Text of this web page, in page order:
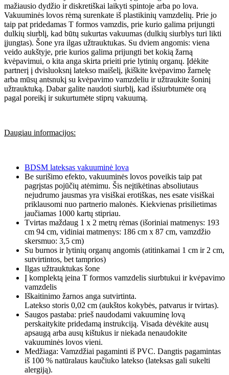
mažiausio dydžio ir diskretiškai laikyti spintoje arba po lova.
Vakuuminės lovos rėmą surenkate iš plastikinių vamzdelių. Prie jo
taip pat pridedamas T formos vamzdis, prie kurio galima prijungti
dulkių siurblį, kad būtų sukurtas vakuumas (dulkių siurblys turi likti
įjungtas). Šone yra ilgas užtrauktukas. Su dviem angomis: viena
veido aukštyje, prie kurios galima prijungti bet kokią žarną
kvėpavimui, o kita anga skirta prieiti prie lytinių organų. Įdėkite
partnerį į dvisluoksnį latekso maišelį, įkiškite kvėpavimo žarnelę
arba mūsų antsnukį su kvėpavimo vamzdeliu ir užtraukite šoninį
užtrauktuką. Dabar galite naudoti siurblį, kad išsiurbtumėte orą
pagal poreikį ir sukurtumėte stiprų vakuumą.
Daugiau informacijos:
BDSM lateksas vakuuminė lova
Be surišimo efekto, vakuuminės lovos poveikis taip pat
pagrįstas pojūčių atėmimu. Šis neįtikėtinas absoliutaus
nejudrumo jausmas yra visiškai erotiškas, nes esate visiškai
priklausomi nuo partnerio malonės. Kiekvienas prisilietimas
jaučiamas 1000 kartų stipriau.
Tvirtas maždaug 1 x 2 metrų rėmas (išoriniai matmenys: 193
cm 94 cm, vidiniai matmenys: 186 cm x 87 cm, vamzdžio
skersmuo: 3,5 cm)
Su burnos ir lytinių organų angomis (atitinkamai 1 cm ir 2 cm,
sutvirtintos, bet tamprios)
Ilgas užtrauktukas šone
Į komplektą įeina T formos vamzdelis siurbtukui ir kvėpavimo
vamzdelis
Iškaitinimo žarnos anga sutvirtinta.
Latekso storis 0,02 cm (aukštos kokybės, patvarus ir tvirtas).
Saugos pastaba: prieš naudodami vakuuminę lovą
perskaitykite pridedamą instrukciją. Visada dėvėkite ausų
apsaugą arba ausų kištukus ir niekada nenaudokite
vakuuminės lovos vieni.
Medžiaga: Vamzdžiai pagaminti iš PVC. Dangtis pagamintas
iš 100 % natūralaus kaučiuko latekso (lateksas gali sukelti
alergiją).